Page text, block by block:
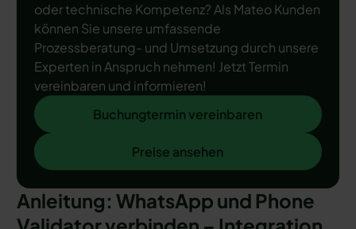
oder technische Kompetenz? Als Mateo Kunden
können Sie unsere umfassende
Prozessberatung- und Umsetzung durch unsere
Experten in Anspruch nehmen! Jetzt Termin
vereinbaren und informieren!
Buchungtermin vereinbaren
Buchungtermin vereinbaren
Preise ansehen
Preise ansehen
Anleitung: WhatsApp und Phone